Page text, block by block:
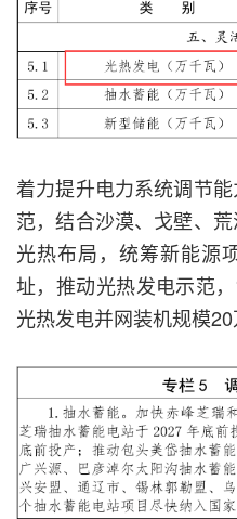
着力提升电力系统调节
范，结合沙漠、戈壁、
光热布局，统筹新能源
址，推动光热发电示范
光热发电并网装机规模20